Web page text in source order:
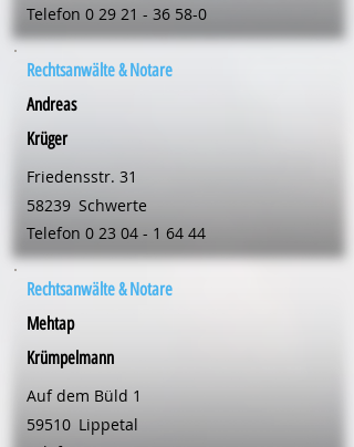
Telefon 0 29 21 - 36 58-0
Rechtsanwälte & Notare
Andreas
Krüger
Friedensstr. 31
58239 Schwerte
Telefon 0 23 04 - 1 64 44
Rechtsanwälte & Notare
Mehtap
Krümpelmann
Auf dem Büld 1
59510 Lippetal